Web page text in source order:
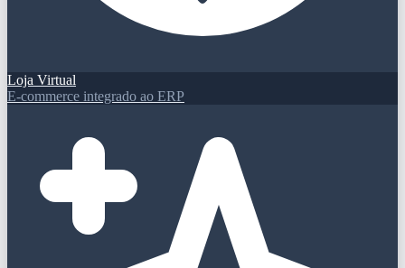
Loja Virtual
E-commerce integrado ao ERP